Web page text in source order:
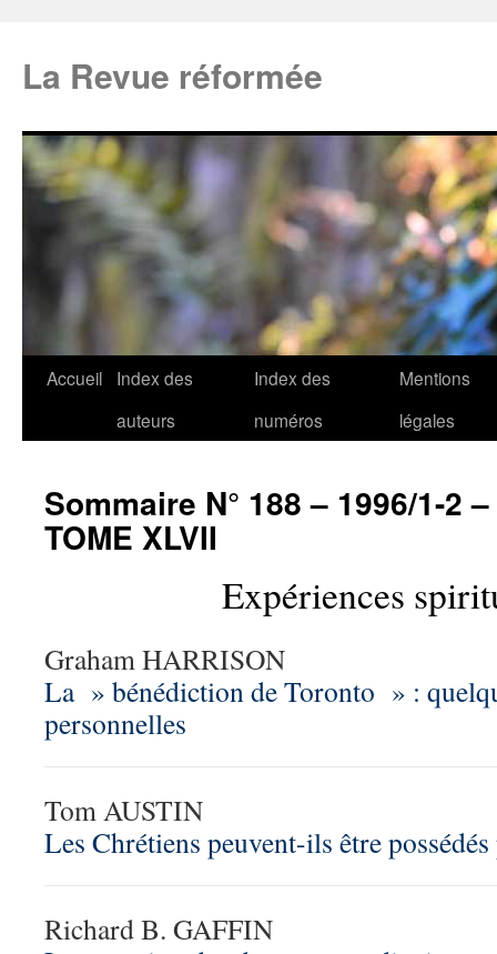
La Revue réformée
Accueil
Index des
auteurs
Index des
numéros
Mentions
légales
Sommaire N° 188 – 1996/1-2
TOME XLVII
Expériences
Graham HARRISON
La » bénédiction de Toronto » :
personnelles
Tom AUSTIN
Les Chrétiens peuvent-ils être
Richard B. GAFFIN